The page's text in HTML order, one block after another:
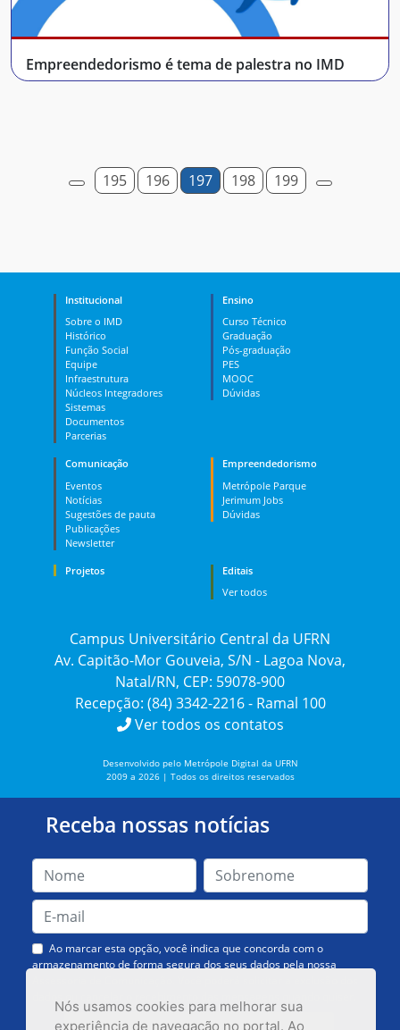
Nós usamos cookies para melhorar sua
experiência de navegação no portal. Ao
Empreendedorismo é tema de palestra no IMD
195 196 197 198 199
Institucional
Sobre o IMD
Histórico
Função Social
Equipe
Infraestrutura
Núcleos Integradores
Sistemas
Documentos
Parcerias
Ensino
Curso Técnico
Graduação
Pós-graduação
PES
MOOC
Dúvidas
Comunicação
Eventos
Notícias
Sugestões de pauta
Publicações
Newsletter
Empreendedorismo
Metrópole Parque
Jerimum Jobs
Dúvidas
Projetos
Editais
Ver todos
Campus Universitário Central da UFRN
Av. Capitão-Mor Gouveia, S/N - Lagoa Nova,
Natal/RN, CEP: 59078-900
Recepção: (84) 3342-2216 - Ramal 100
Ver todos os contatos
Desenvolvido pelo Metrópole Digital da UFRN
2009 a 2026 | Todos os direitos reservados
Receba nossas notícias
Ao marcar esta opção, você indica que concorda com o
armazenamento de forma segura dos seus dados pela nossa